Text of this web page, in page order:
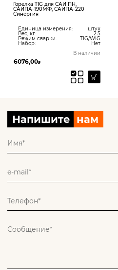
Горелка TIG для САИ ПН,
САИПА-190МФ, САИПА-220
Синергия
Единица измерения: штук
Вес, кг: 2.5
Режим сварки: TIG/WIG
Набор:
Нет
В наличии
6076,00₽
Напишите нам